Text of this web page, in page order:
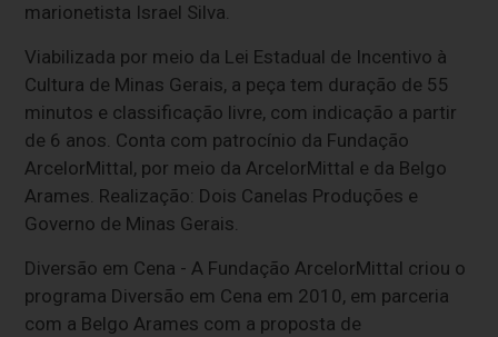
marionetista Israel Silva.
Viabilizada por meio da Lei Estadual de Incentivo à
Cultura de Minas Gerais, a peça tem duração de 55
minutos e classificação livre, com indicação a partir
de 6 anos. Conta com patrocínio da Fundação
ArcelorMittal, por meio da ArcelorMittal e da Belgo
Arames. Realização: Dois Canelas Produções e
Governo de Minas Gerais.
Diversão em Cena - A Fundação ArcelorMittal criou o
programa Diversão em Cena em 2010, em parceria
com a Belgo Arames com a proposta de